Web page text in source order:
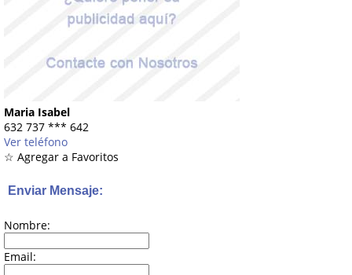
Maria Isabel
632 737 *** 642
Ver teléfono
☆ Agregar a Favoritos
Enviar Mensaje:
Nombre:
Email: